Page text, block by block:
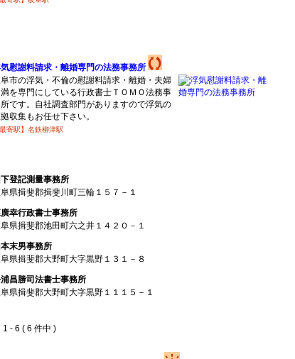
慰謝料請求・離婚専門の法務事務所
市の浮気・不倫の慰謝料請求・離婚・夫婦
満を専門にしている行政書士ＴＯＭＯ法務事
です。自社調査部門がありますので浮気の
収集もお任せ下さい。
最寄駅】名鉄柳津駅
登記測量事務所
県揖斐郡揖斐川町三輪１５７－１
幸行政書士事務所
県揖斐郡池田町六之井１４２０－１
末男事務所
県揖斐郡大野町大字黒野１３１－８
昌勝司法書士事務所
県揖斐郡大野町大字黒野１１１５－１
- 6 ( 6 件中 )